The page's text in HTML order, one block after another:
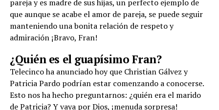
pareja y es madre de sus hijas, un perfecto ejemplo de
que aunque se acabe el amor de pareja, se puede seguir
manteniendo una bonita relación de respeto y
admiración ¡Bravo, Fran!
¿Quién es el guapísimo Fran?
Telecinco ha anunciado hoy que Christian Gálvez y
Patricia Pardo podrían estar comenzando a conocerse.
Esto nos ha hecho preguntarnos: ¿quién era el marido
de Patricia? Y vaya por Dios, ¡menuda sorpresa!